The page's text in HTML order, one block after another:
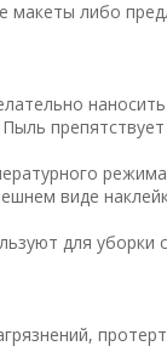
макеты либо
препятствует
виде
для уборки